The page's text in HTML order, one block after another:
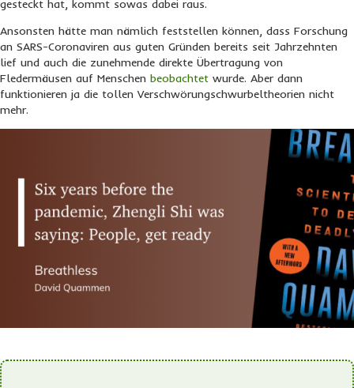
gesteckt hat, kommt sowas dabei raus.
Ansonsten hätte man nämlich feststellen können, dass Forschung
an SARS-Coronaviren aus guten Gründen bereits seit Jahrzehnten
lief und auch die zunehmende direkte Übertragung von
Fledermäusen auf Menschen beobachtet wurde. Aber dann
funktionieren ja die tollen Verschwörungschwurbeltheorien nicht
mehr.